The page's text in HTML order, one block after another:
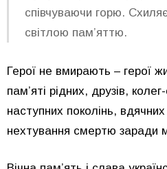
співчуваючи горю.
світлою пам’яттю.
Герої не вмирають – герої
пам’яті рідних, друзів,
наступних поколінь,
нехтування смертю заради